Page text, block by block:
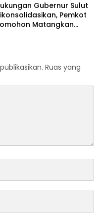
Gubernur Sulut
Pemkot
Matangkan
Ruas yang